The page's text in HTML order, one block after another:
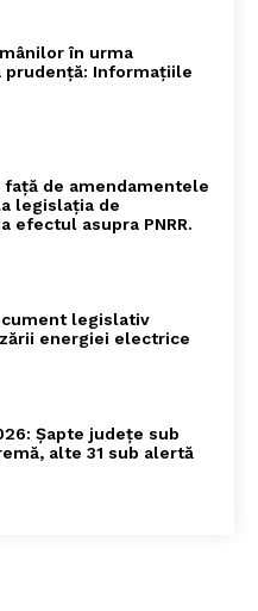
în urma
prudență: Informațiile
față de amendamentele
legislația de
efectul asupra PNRR.
legislativ
energiei electrice
Șapte județe sub
alte 31 sub alertă